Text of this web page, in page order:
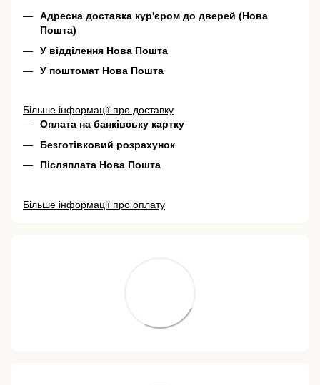
Адресна доставка кур'єром до дверей (Нова
Пошта)
У відділення Нова Пошта
У поштомат Нова Пошта
Більше інформації про доставку
Оплата на банківську картку
Безготівковий розрахунок
Післяплата Нова Пошта
Більше інформації про оплату